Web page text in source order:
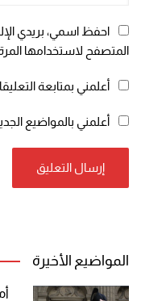
احفظ اسمي، بريدي
المتصفح لاستخدامها
أعلمني بمتابعة
أعلمني بالمواضيع
المواضيع الأخيرة